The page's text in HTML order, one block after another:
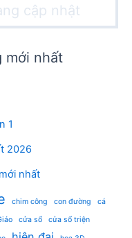
cập nhật
mới nhất
1
2026
nhất
chim công con đường
cá
cửa sổ cửa sổ triện